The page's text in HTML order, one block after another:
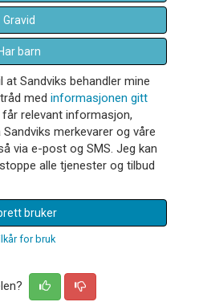
Gravid
barn
at Sandviks behandler mine
med informasjonen gitt
relevant informasjon,
merkevarer og våre
via e-post og SMS. Jeg kan
alle tjenester og tilbud
bruker
for bruk